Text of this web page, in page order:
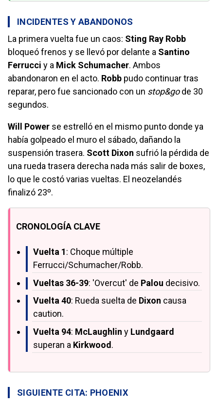
INCIDENTES Y ABANDONOS
La primera vuelta fue un caos: Sting Ray Robb
bloqueó frenos y se llevó por delante a Santino
Ferrucci y a Mick Schumacher. Ambos
abandonaron en el acto. Robb pudo continuar tras
reparar, pero fue sancionado con un stop&gode 30
segundos.
Will Power se estrelló en el mismo punto donde ya
había golpeado el muro el sábado, dañando la
suspensión trasera. Scott Dixon sufrió la pérdida de
una rueda trasera derecha nada más salir de boxes,
lo que le costó varias vueltas. El neozelandés
finalizó 23º.
CRONOLOGÍA CLAVE
Vuelta 1: Choque múltiple
Ferrucci/Schumacher/Robb.
Vueltas 36-39: 'Overcut' de Palou decisivo.
Vuelta 40: Rueda suelta de Dixon causa
caution.
Vuelta 94: McLaughlin y Lundgaard
superan a Kirkwood.
SIGUIENTE CITA: PHOENIX